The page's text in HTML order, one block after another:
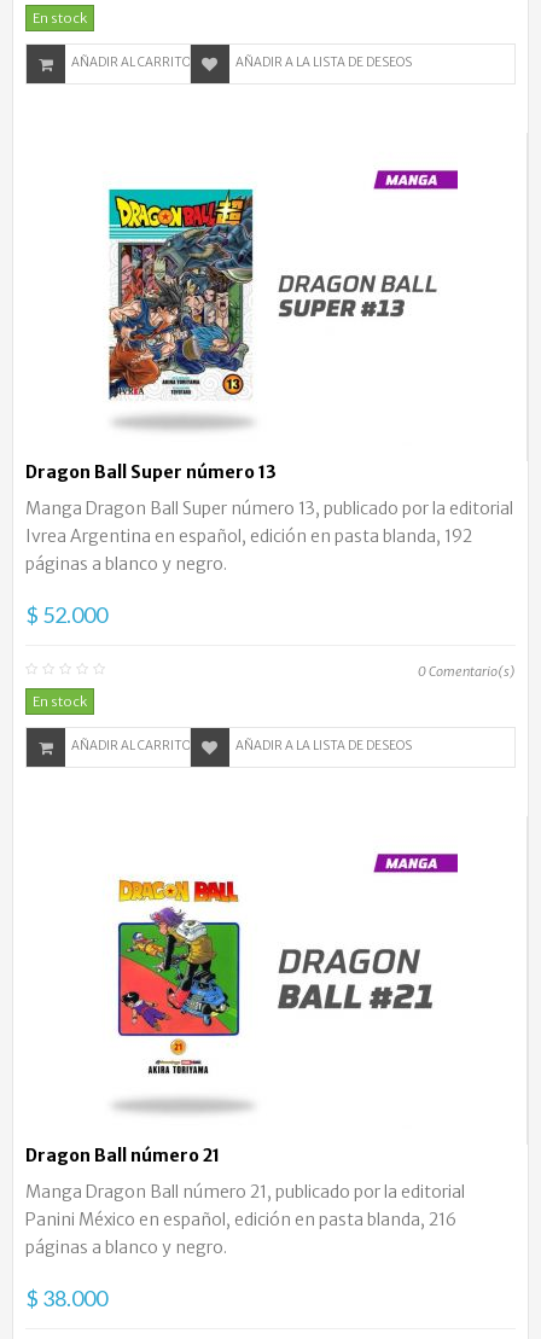
En stock
AÑADIR AL CARRITO AÑADIR A LA LISTA DE DESEOS
Dragon Ball Super número 13
Manga Dragon Ball Super número 13, publicado por la editorial
Ivrea Argentina en español, edición en pasta blanda, 192
páginas a blanco y negro.
$ 52.000
0Comentario(s)
En stock
AÑADIR AL CARRITO AÑADIR A LA LISTA DE DESEOS
Dragon Ball número 21
Manga Dragon Ball número 21, publicado por la editorial
Panini México en español, edición en pasta blanda, 216
páginas a blanco y negro.
$ 38.000